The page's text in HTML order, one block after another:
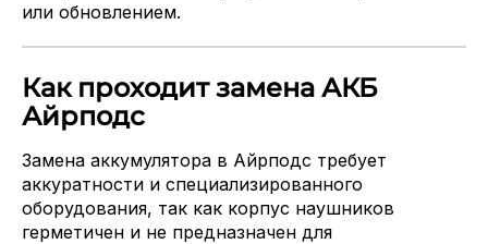
или обновлением.
Как проходит замена АКБ
Айрподс
Замена аккумулятора в Айрподс требует
аккуратности и специализированного
оборудования, так как корпус наушников
герметичен и не предназначен для